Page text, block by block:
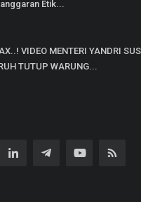
Etik...
VIDEO MENTERI YANDRI
TUTUP WARUNG...